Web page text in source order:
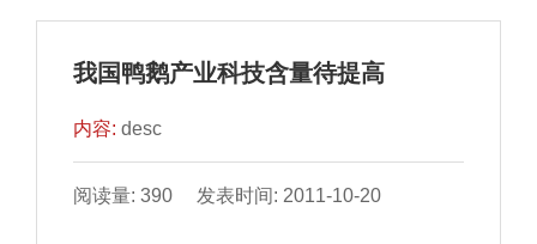
我国鸭鹅产业科技含量待提高
内容:desc
阅读量: 390 发表时间: 2011-10-20